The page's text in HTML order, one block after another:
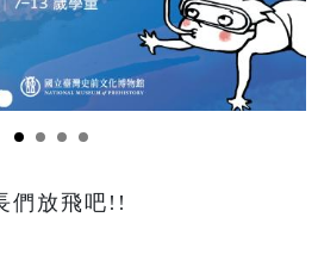
們放飛吧!!